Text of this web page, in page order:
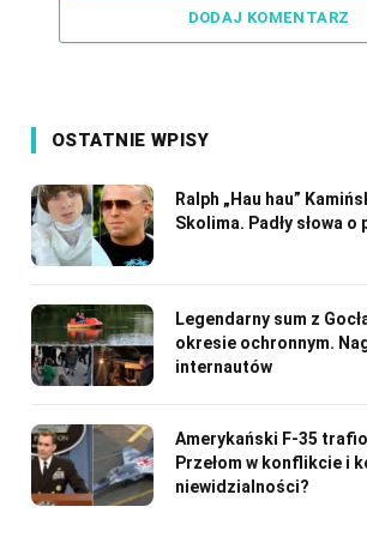
DODAJ KOMENTARZ
OSTATNIE WPISY
Ralph „Hau hau”
Skolima. Padły słowa
Legendarny sum z
okresie ochronnym.
internautów
Amerykański F-35
Przełom w konflikcie i
niewidzialności?